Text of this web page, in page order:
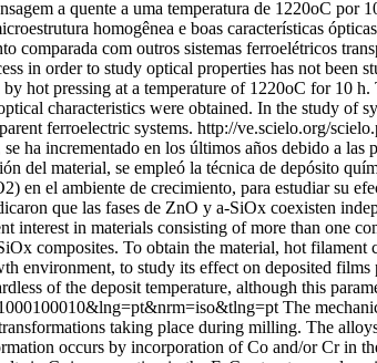
a quente a uma temperatura de 1220oC por
homogênea e boas características
comparada com outros sistemas ferroelétricos
in order to study optical properties has not
hot pressing at a temperature of 1220oC for 10
characteristics were obtained. In the study of
ferroelectric systems. http://ve.scielo.org/
ha incrementado en los últimos años debido a
del material, se empleó la técnica de depósito
en el ambiente de crecimiento, para estudiar su
que las fases de ZnO y a-SiOx coexisten
interest in materials consisting of more than one
composites. To obtain the material, hot
environment, to study its effect on deposited
of the deposit temperature, although this
The
taking place during milling. The
occurs by incorporation of Co and/or Cr in